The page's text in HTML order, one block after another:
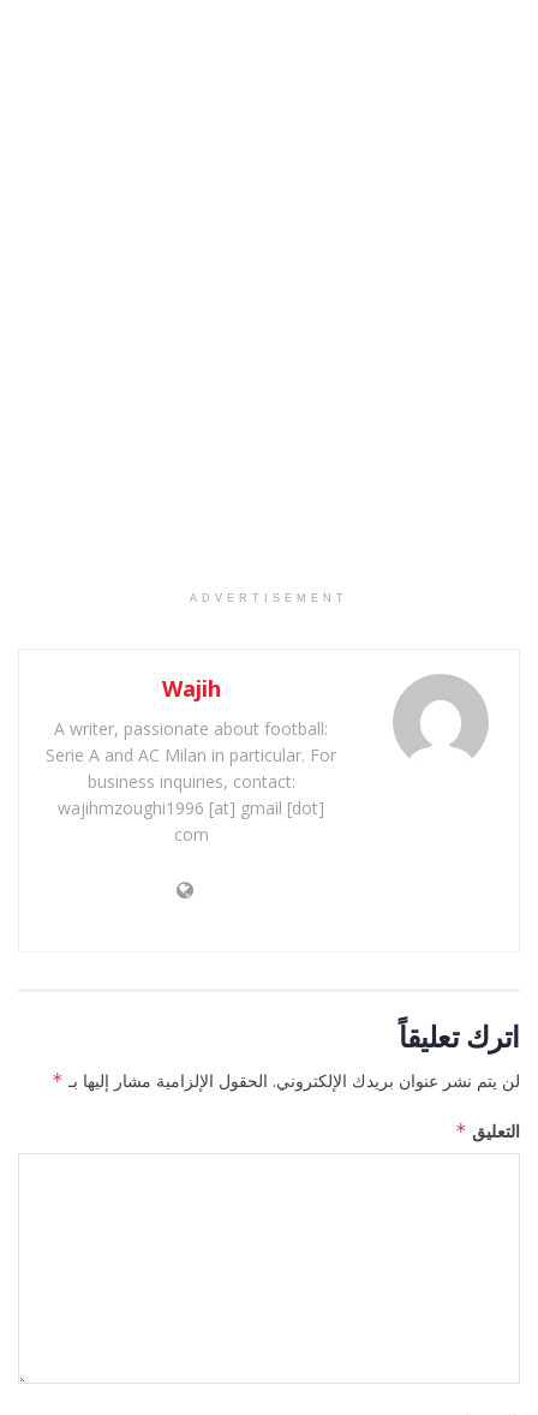
ADVERTISEMENT
Wajih
A writer, passionate about football:
Serie A and AC Milan in particular. For
business inquiries, contact:
wajihmzoughi1996 [at] gmail [dot]
com
اترك تعليقاً
لن يتم نشر عنوان بريدك الإلكتروني. الحقول الإلزامية مشار إليها بـ *
التعليق *